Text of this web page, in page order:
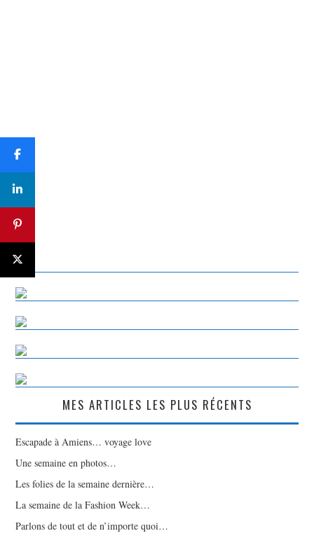
MES ARTICLES LES PLUS RÉCENTS
Escapade à Amiens… voyage love
Une semaine en photos…
Les folies de la semaine dernière…
La semaine de la Fashion Week…
Parlons de tout et de n’importe quoi…